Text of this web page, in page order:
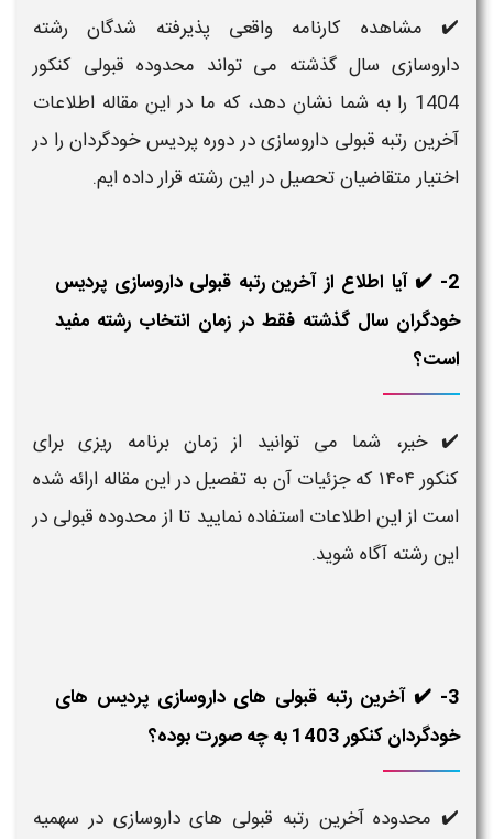
✔️ مشاهده کارنامه واقعی پذیرفته شدگان رشته
داروسازی سال گذشته می تواند محدوده قبولی کنکور
1404 را به شما نشان دهد، که ما در این مقاله اطلاعات
آخرین رتبه قبولی داروسازی در دوره پردیس خودگردان را در
اختیار متقاضیان تحصیل در این رشته قرار داده ایم.
2- ✔️ آیا اطلاع از آخرین رتبه قبولی داروسازی پردیس
خودگران سال گذشته فقط در زمان انتخاب رشته مفید
است؟
✔️ خیر، شما می توانید از زمان برنامه ریزی برای
کنکور ۱۴۰۴ که جزئیات آن به تفصیل در این مقاله ارائه شده
است از این اطلاعات استفاده نمایید تا از محدوده قبولی در
این رشته آگاه شوید.
3- ✔️ آخرین رتبه قبولی های داروسازی پردیس های
خودگردان کنکور 1403 به چه صورت بوده؟
✔️ محدوده آخرین رتبه قبولی های داروسازی در سهمیه